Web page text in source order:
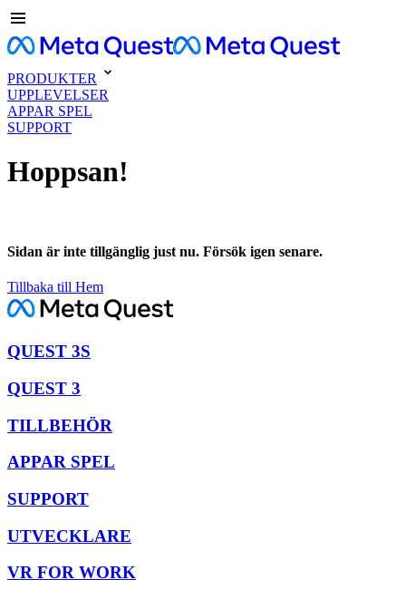
PRODUKTER
UPPLEVELSER
APPAR SPEL
SUPPORT
Hoppsan!
Sidan är inte tillgänglig just nu. Försök igen senare.
Tillbaka till Hem
QUEST 3S
QUEST 3
TILLBEHÖR
APPAR SPEL
SUPPORT
UTVECKLARE
VR FOR WORK